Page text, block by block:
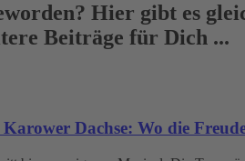
Hier gibt es
Beiträge für Dich ...
Karower Dachse: Wo die